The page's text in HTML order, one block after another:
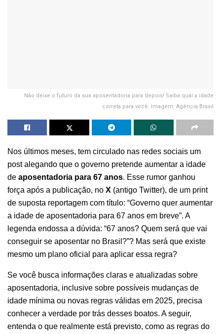
Não deixe o futuro da sua aposentadoria para depois! Saiba qual a idade
correta para você. Imagem: Agência Brasil
Nos últimos meses, tem circulado nas redes sociais um
post alegando que o governo pretende aumentar a idade
de aposentadoria para 67 anos. Esse rumor ganhou
força após a publicação, no X (antigo Twitter), de um print
de suposta reportagem com título: “Governo quer aumentar
a idade de aposentadoria para 67 anos em breve”. A
legenda endossa a dúvida: “67 anos? Quem será que vai
conseguir se aposentar no Brasil?”? Mas será que existe
mesmo um plano oficial para aplicar essa regra?
Se você busca informações claras e atualizadas sobre
aposentadoria, inclusive sobre possíveis mudanças de
idade mínima ou novas regras válidas em 2025, precisa
conhecer a verdade por trás desses boatos. A seguir,
entenda o que realmente está previsto, como as regras do